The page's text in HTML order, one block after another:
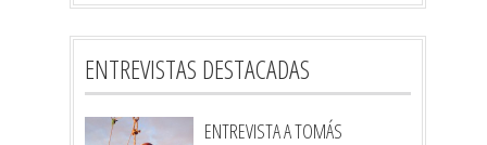
ENTREVISTAS DESTACADAS
ENTREVISTA A TOMÁS